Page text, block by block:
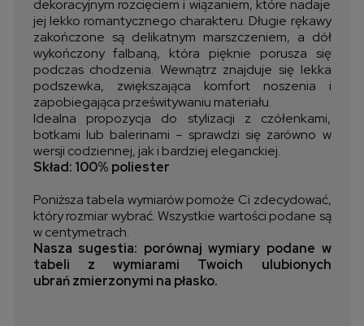
dekoracyjnym rozcięciem i wiązaniem, które nadaje
jej lekko romantycznego charakteru. Długie rękawy
zakończone są delikatnym marszczeniem, a dół
wykończony falbaną, która pięknie porusza się
podczas chodzenia. Wewnątrz znajduje się lekka
podszewka, zwiększająca komfort noszenia i
zapobiegająca prześwitywaniu materiału.
Idealna propozycja do stylizacji z czółenkami,
botkami lub balerinami – sprawdzi się zarówno w
wersji codziennej, jak i bardziej eleganckiej.
Skład: 100% poliester
Poniższa tabela wymiarów pomoże Ci zdecydować,
który rozmiar wybrać. Wszystkie wartości podane są
w centymetrach.
Nasza sugestia: porównaj wymiary podane w
tabeli z wymiarami Twoich ulubionych
ubrań zmierzonymi na płasko.